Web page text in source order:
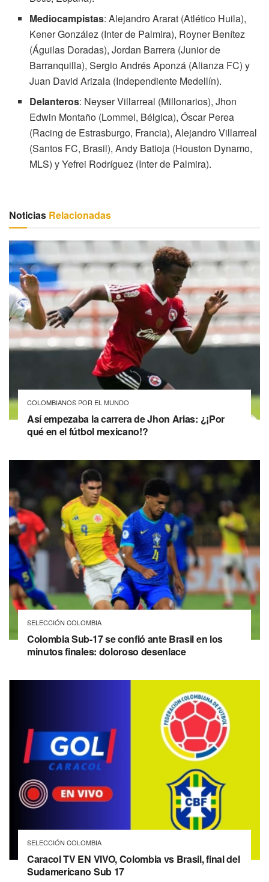
Mediocampistas: Alejandro Ararat (Atlético Huila),
Kener González (Inter de Palmira), Royner Benítez
(Águilas Doradas), Jordan Barrera (Junior de
Barranquilla), Sergio Andrés Aponzá (Alianza FC) y
Juan David Arizala (Independiente Medellín).
Delanteros: Neyser Villarreal (Millonarios), Jhon
Edwin Montaño (Lommel, Bélgica), Óscar Perea
(Racing de Estrasburgo, Francia), Alejandro Villarreal
(Santos FC, Brasil), Andy Batioja (Houston Dynamo,
MLS) y Yefrei Rodríguez (Inter de Palmira).
Noticias Relacionadas
COLOMBIANOS POR EL MUNDO
Así empezaba la carrera de Jhon Arias: ¿¡Por
qué en el fútbol mexicano!?
SELECCIÓN COLOMBIA
Colombia Sub-17 se confió ante Brasil en los
minutos finales: doloroso desenlace
SELECCIÓN COLOMBIA
Caracol TV EN VIVO, Colombia vs Brasil, final del
Sudamericano Sub 17